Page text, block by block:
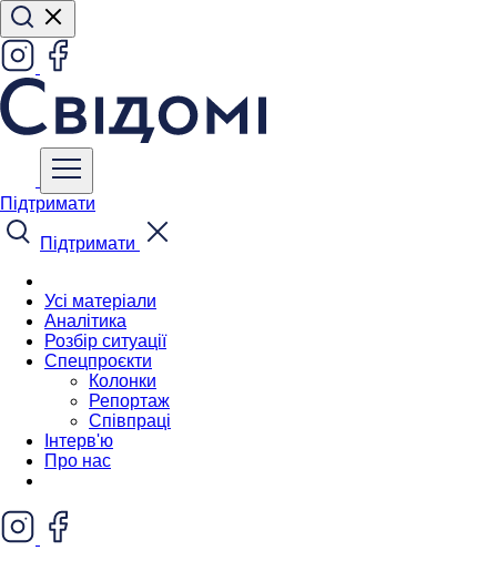
Підтримати
Підтримати
Усі матеріали
Аналітика
Розбір ситуації
Спецпроєкти
Колонки
Репортаж
Співпраці
Інтерв'ю
Про нас